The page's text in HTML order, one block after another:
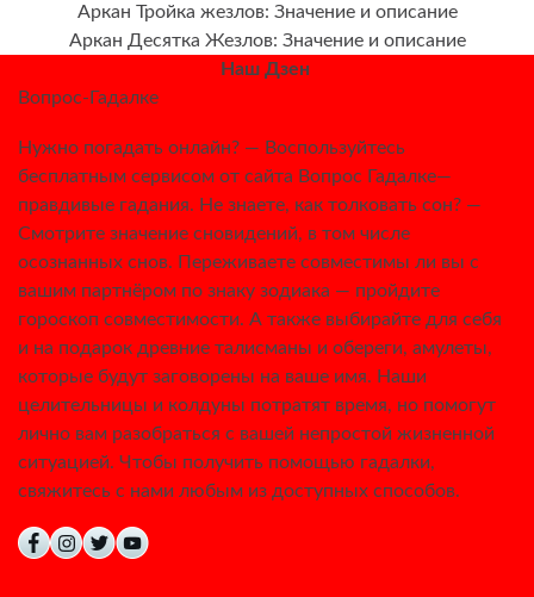
Аркан Тройка жезлов: Значение и описание
Аркан Десятка Жезлов: Значение и описание
Наш Дзен
Вопрос-Гадалке
Нужно погадать онлайн? — Воспользуйтесь
бесплатным сервисом от сайта Вопрос Гадалке—
правдивые гадания. Не знаете, как толковать сон? —
Смотрите значение сновидений, в том числе
осознанных снов. Переживаете совместимы ли вы с
вашим партнёром по знаку зодиака — пройдите
гороскоп совместимости. А также выбирайте для себя
и на подарок древние талисманы и обереги, амулеты,
которые будут заговорены на ваше имя. Наши
целительницы и колдуны потратят время, но помогут
лично вам разобраться с вашей непростой жизненной
ситуацией. Чтобы получить помощью гадалки,
свяжитесь с нами любым из доступных способов.